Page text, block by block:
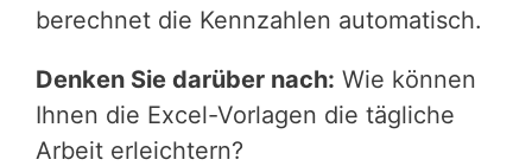
berechnet die Kennzahlen automatisch.
Denken Sie darüber nach: Wie können
Ihnen die Excel-Vorlagen die tägliche
Arbeit erleichtern?